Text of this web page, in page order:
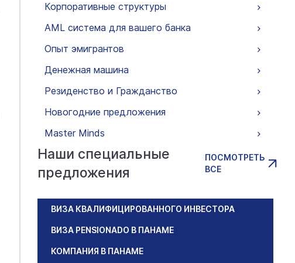
Корпоративные структуры
AML система для вашего банка
Опыт эмигрантов
Денежная машина
Резиденство и Гражданство
Новогодние предложения
Master Minds
Наши специальные
предложения
ПОСМОТРЕТЬ
ВСЕ
ВИЗА КВАЛИФИЦИРОВАННОГО ИНВЕСТОРА
ВИЗА PENSIONADO В ПАНАМЕ
КОМПАНИЯ В ПАНАМЕ